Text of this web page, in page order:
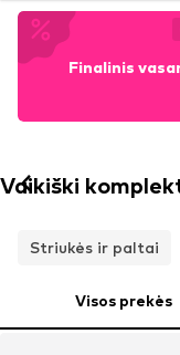
Finalinis
Striukės ir paltai
Visos prekės